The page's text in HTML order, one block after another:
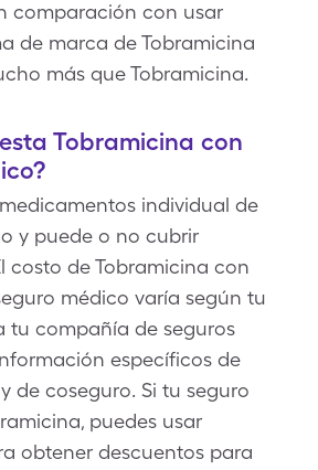
comparación con usar
de marca de Tobramicina
más que Tobramicina.
Tobramicina con
individual de
y puede o no cubrir
costo de Tobramicina con
médico varía según tu
tu compañía de seguros
específicos de
de coseguro. Si tu seguro
puedes usar
obtener descuentos para